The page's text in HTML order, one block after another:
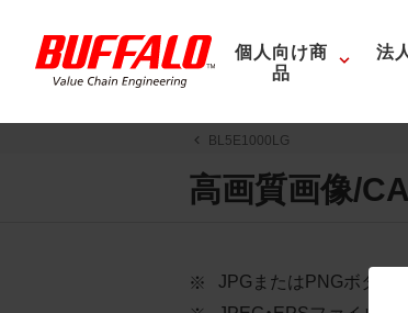
個人向け商
品
法
BL5E1000LG
高画質画像/
JPGまたはPNGボタン